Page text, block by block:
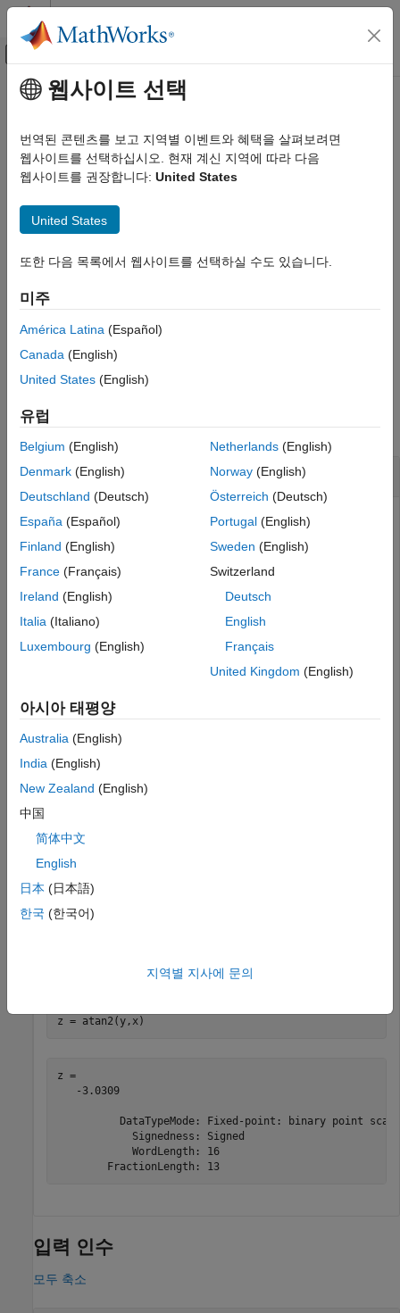
콘텐츠로 바로 가기
오프캔버스 탐색 메뉴 토글
문서 홈
FPGA, ASIC 및 SoC 개발
Fixed-Point Designer
고정소수점 사양
고정소수점 수학 함수
atan2
이 페이지 내용
구문
입력 인수
세부 정보
알고리즘
확장 기능
버전 내역
참고 항목
주요 콘텐츠
atan2
고정소수점 값의 4사분면 역탄젠트
구문
설명
z= atan2(
예제
모두 축소
고정소수점 입력값의 역탄젠트 계산하기
atan2함수를 사용하여 부호 없는 고정소수점 입력값과 부호
있는 고정소수점 입력값의 역탄젠트를 계산합니다.
부호 없는 입력값
이 예제에서는 부호 없는 16비트 워드 길이 값을 사용합니다.
x = fi(0.5,0,16);
z = atan2(y,x)
z =
    0.2450
            Signedness: Unsigned
            WordLength: 16
부호 있는 입력값
z = atan2(y,x)
z =
   -3.0309
DataTypeMode: Fixed-point: binary point
            Signedness: Signed
            WordLength: 16
        FractionLength: 13
입력 인수
모두 축소
웹사이트 선택
번역된 콘텐츠를 보고 지역별 이벤트와 혜택을 살펴보려면
웹사이트를 선택하십시오. 현재 계신 지역에 따라 다음
웹사이트를 권장합니다: United States
United States
또한 다음 목록에서 웹사이트를 선택하실 수도 있습니다.
미주
América Latina (Español)
Canada (English)
United States (English)
유럽
Belgium (English)
Denmark (English)
Deutschland (Deutsch)
España (Español)
Finland (English)
France (Français)
Ireland (English)
Italia (Italiano)
Luxembourg (English)
Netherlands(English)
Norway(English)
Österreich (Deutsch)
Portugal(English)
Sweden (English)
Switzerland
Deutsch
English
Français
United Kingdom (English)
아시아 태평양
Australia (English)
India (English)
New Zealand (English)
中国
简体中文
English
日本 (日本語)
한국 (한국어)
지역별 지사에 문의